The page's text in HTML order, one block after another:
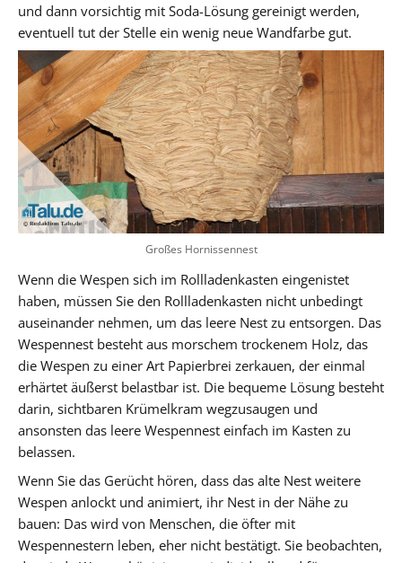
und dann vorsichtig mit Soda-Lösung gereinigt werden,
eventuell tut der Stelle ein wenig neue Wandfarbe gut.
Großes Hornissennest
Wenn die Wespen sich im Rollladenkasten eingenistet
haben, müssen Sie den Rollladenkasten nicht unbedingt
auseinander nehmen, um das leere Nest zu entsorgen. Das
Wespennest besteht aus morschem trockenem Holz, das
die Wespen zu einer Art Papierbrei zerkauen, der einmal
erhärtet äußerst belastbar ist. Die bequeme Lösung besteht
darin, sichtbaren Krümelkram wegzusaugen und
ansonsten das leere Wespennest einfach im Kasten zu
belassen.
Wenn Sie das Gerücht hören, dass das alte Nest weitere
Wespen anlockt und animiert, ihr Nest in der Nähe zu
bauen: Das wird von Menschen, die öfter mit
Wespennestern leben, eher nicht bestätigt. Sie beobachten,